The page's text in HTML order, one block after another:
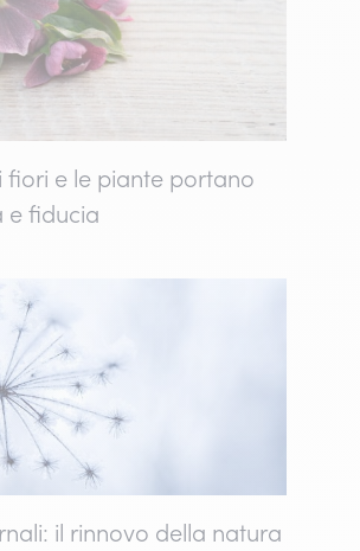
fiori e le piante portano
e fiducia
il rinnovo della natura